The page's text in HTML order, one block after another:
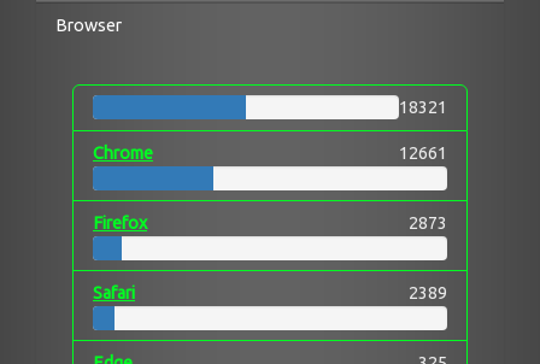
Browser
18321
Chrome 12661
Firefox 2873
Safari 2389